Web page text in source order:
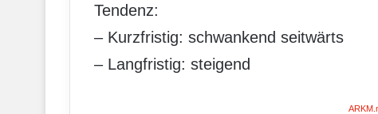
Tendenz:
– Kurzfristig: schwankend seitwärts
– Langfristig: steigend